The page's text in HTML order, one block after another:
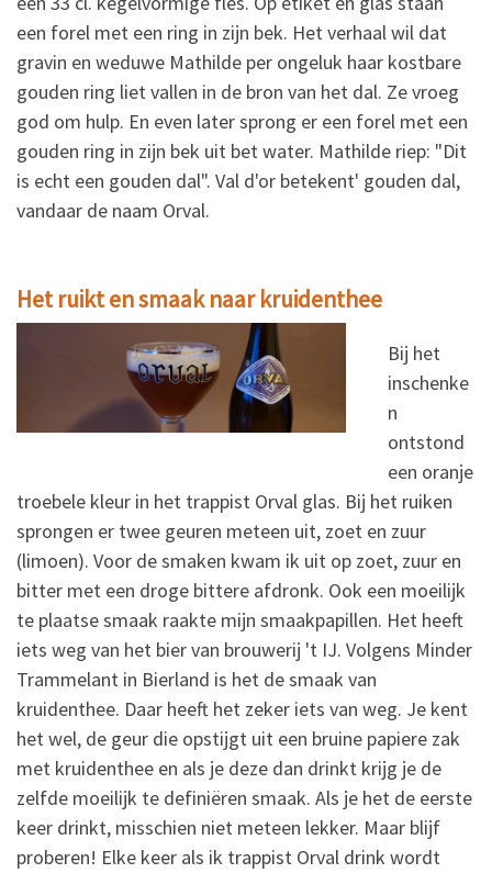
een forel met een ring in zijn bek. Het verhaal wil dat
gravin en weduwe Mathilde per ongeluk haar kostbare
gouden ring liet vallen in de bron van het dal. Ze vroeg
god om hulp. En even later sprong er een forel met een
gouden ring in zijn bek uit bet water. Mathilde riep: "Dit
is echt een gouden dal". Val d'or betekent' gouden dal,
vandaar de naam Orval.
Het ruikt en smaak naar kruidenthee
Bij het
inschenke
n
ontstond
een oranje
troebele kleur in het trappist Orval glas. Bij het ruiken
sprongen er twee geuren meteen uit, zoet en zuur
(limoen). Voor de smaken kwam ik uit op zoet, zuur en
bitter met een droge bittere afdronk. Ook een moeilijk
te plaatse smaak raakte mijn smaakpapillen. Het heeft
iets weg van het bier van brouwerij 't IJ. Volgens Minder
Trammelant in Bierland is het de smaak van
kruidenthee. Daar heeft het zeker iets van weg. Je kent
het wel, de geur die opstijgt uit een bruine papiere zak
met kruidenthee en als je deze dan drinkt krijg je de
zelfde moeilijk te definiëren smaak. Als je het de eerste
keer drinkt, misschien niet meteen lekker. Maar blijf
proberen! Elke keer als ik trappist Orval drink wordt